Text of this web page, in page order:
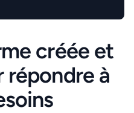
créée et
répondre à